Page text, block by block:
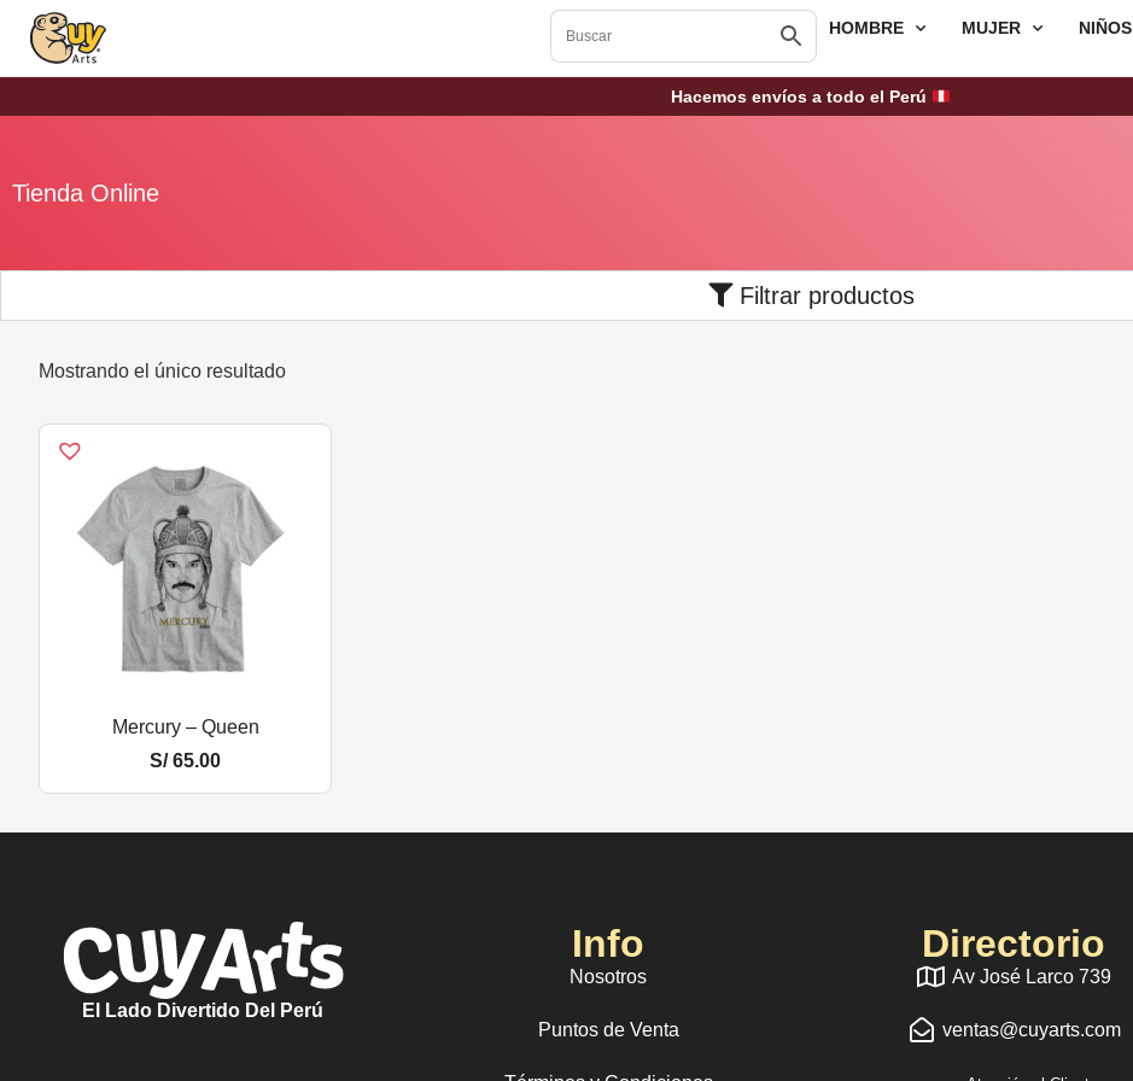
HOMBRE MUJER NIÑOS
Hacemos envíos a todo el Perú
Tienda Online
Filtrar productos
Mostrando el único resultado
Mercury – Queen
S/65.00
El Lado Divertido Del Perú
Info
Nosotros
Puntos de Venta
Directorio
Av José Larco 739
ventas@cuyarts.com